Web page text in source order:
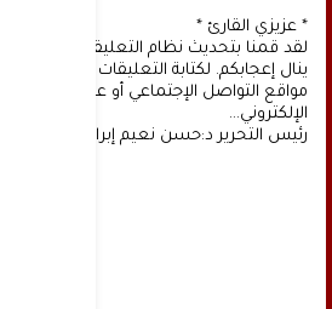
* عزيزي القارئ *
لقد قمنا بتحديث نظام التعليقات على
ينال إعجابكم. لكتابة التعليقات يجب أولا
مواقع التواصل الإجتماعي أو عن طريق خدمة
الإلكتروني...
رئيس التحرير د:حسن نعيم إبراهيم.